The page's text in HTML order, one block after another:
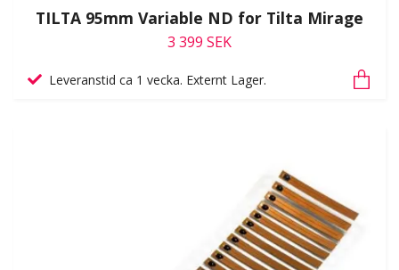
TILTA 95mm Variable ND for Tilta Mirage
3 399 SEK
Leveranstid ca 1 vecka. Externt Lager.